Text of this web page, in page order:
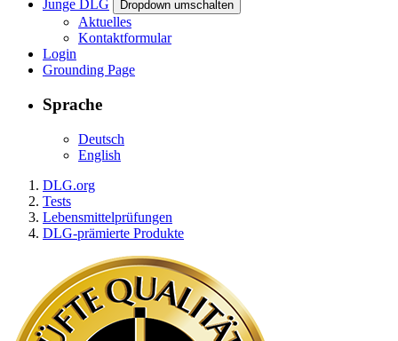
Junge DLG
Dropdown umschalten
Aktuelles
Kontaktformular
Login
Grounding Page
Sprache
Deutsch
English
DLG.org
Tests
Lebensmittelprüfungen
DLG-prämierte Produkte